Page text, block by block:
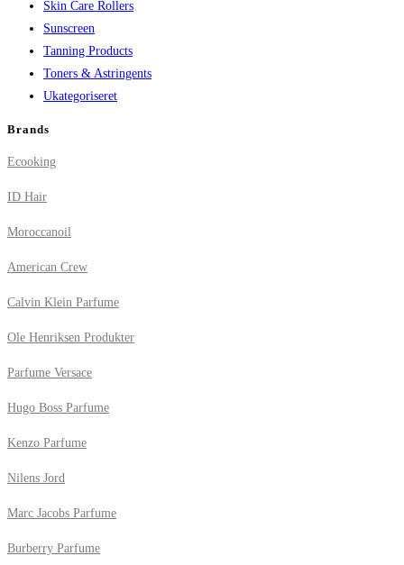
Skin Care Rollers
Sunscreen
Tanning Products
Toners & Astringents
Ukategoriseret
Brands
Ecooking
ID Hair
Moroccanoil
American Crew
Calvin Klein Parfume
Ole Henriksen Produkter
Parfume Versace
Hugo Boss Parfume
Kenzo Parfume
Nilens Jord
Marc Jacobs Parfume
Burberry Parfume